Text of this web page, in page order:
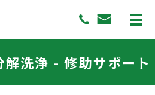
解洗浄 - 修助サポート